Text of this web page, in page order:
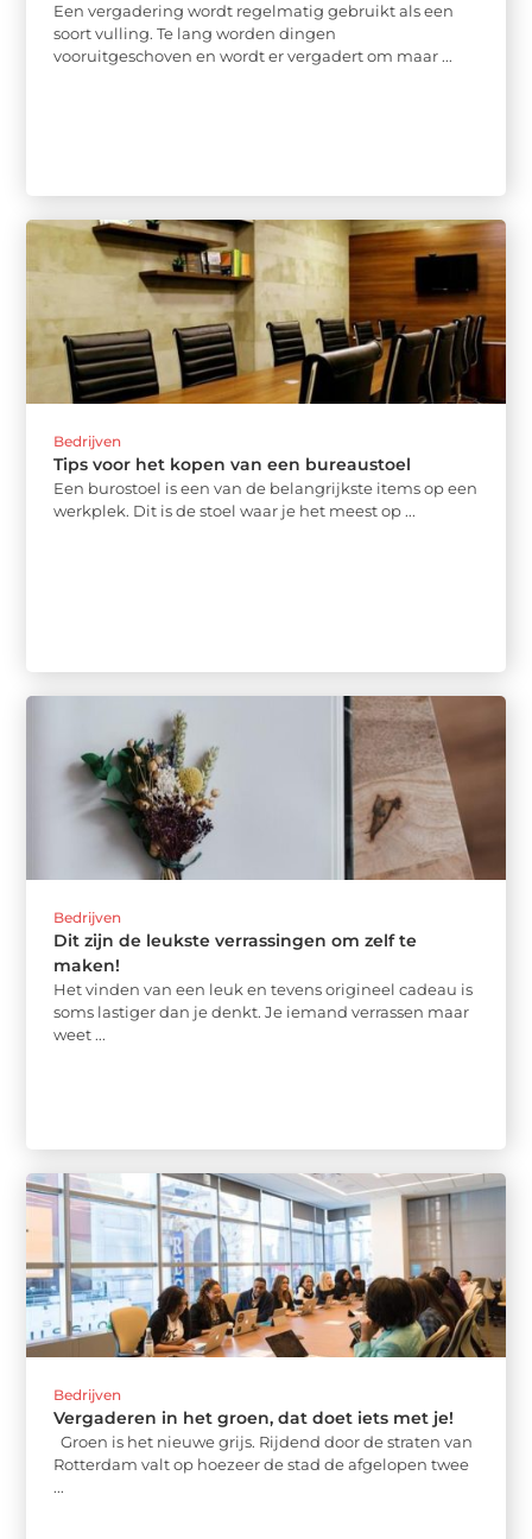
Een vergadering wordt regelmatig gebruikt als een
soort vulling. Te lang worden dingen
vooruitgeschoven en wordt er vergadert om maar ...
Bedrijven
Tips voor het kopen van een bureaustoel
Een burostoel is een van de belangrijkste items op een
werkplek. Dit is de stoel waar je het meest op ...
Bedrijven
Dit zijn de leukste verrassingen om zelf te
maken!
Het vinden van een leuk en tevens origineel cadeau is
soms lastiger dan je denkt. Je iemand verrassen maar
weet ...
Bedrijven
Vergaderen in het groen, dat doet iets met je!
Groen is het nieuwe grijs. Rijdend door de straten van
Rotterdam valt op hoezeer de stad de afgelopen twee
...